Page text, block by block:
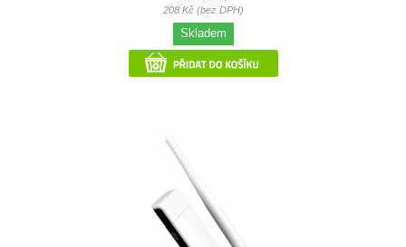
208 Kč (bez DPH)
Skladem